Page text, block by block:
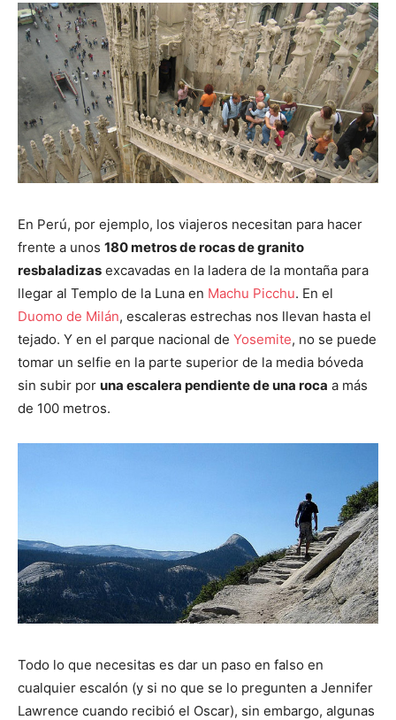
En Perú, por ejemplo, los viajeros necesitan para hacer
frente a unos 180 metros de rocas de granito
resbaladizas excavadas en la ladera de la montaña para
llegar al Templo de la Luna en Machu Picchu. En el
Duomo de Milán, escaleras estrechas nos llevan hasta el
tejado. Y en el parque nacional de Yosemite, no se puede
tomar un selfie en la parte superior de la media bóveda
sin subir por una escalera pendiente de una roca a más
de 100 metros.
Todo lo que necesitas es dar un paso en falso en
cualquier escalón (y si no que se lo pregunten a Jennifer
Lawrence cuando recibió el Oscar), sin embargo, algunas